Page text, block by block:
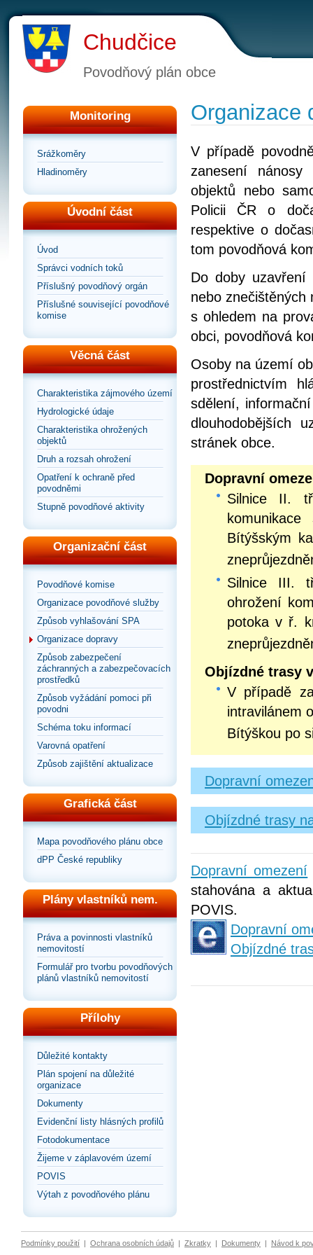
Chudčice
Povodňový plán obce
Monitoring
Srážkoměry
Hladinoměry
Úvodní část
Úvod
Správci vodních toků
Příslušný povodňový orgán
Příslušné související povodňové
komise
Věcná část
Charakteristika zájmového území
Hydrologické údaje
Charakteristika ohrožených
objektů
Druh a rozsah ohrožení
Opatření k ochraně před
povodněmi
Stupně povodňové aktivity
Organizační část
Povodňové komise
Organizace povodňové služby
Způsob vyhlašování SPA
Organizace dopravy
Způsob zabezpečení
záchranných a zabezpečovacích
prostředků
Způsob vyžádání pomoci při
povodni
Schéma toku informací
Varovná opatření
Způsob zajištění aktualizace
Grafická část
Mapa povodňového plánu obce
dPP České republiky
Plány vlastníků nem.
Práva a povinnosti vlastníků
nemovitostí
Formulář pro tvorbu povodňových
plánů vlastníků nemovitostí
Přílohy
Důležité kontakty
Plán spojení na důležité
organizace
Dokumenty
Evidenční listy hlásných profilů
Fotodokumentace
Žijeme v záplavovém území
POVIS
Výtah z povodňového plánu
Organizace
V případě
zanesení
objektů nebo
Policii ČR o
respektive o
tom povodňová
Do doby uzavření
nebo
s ohledem na
obci, povodňová
Osoby na území
prostřednictvím
sdělení,
dlouhodobějších
stránek obce.
Dopravní
Silnice II.
Bítýšským
Silnice III.
ohrožení
potoka v ř.
Objízdné trasy
V případě
intravilánem
Bítýškou po
Dopravní
Objízdné trasy
Dopravní omezení
stahována a
POVIS.
Dopravní
Objízdné
Podmínky použití | Ochrana osobních údajů | Zkratky | Dokumenty | Návod k